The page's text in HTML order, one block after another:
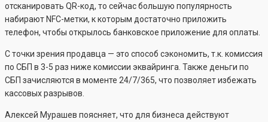
отсканировать QR-код, то сейчас большую популярность
набирают NFC-метки, к которым достаточно приложить
телефон, чтобы открылось банковское приложение для оплаты.
С точки зрения продавца — это способ сэкономить, т.к. комиссия
по СБП в 3-5 раз ниже комиссии эквайринга. Также деньги по
СБП зачисляются в моменте 24/7/365, что позволяет избежать
кассовых разрывов.
Алексей Мурашев поясняет, что для бизнеса действуют